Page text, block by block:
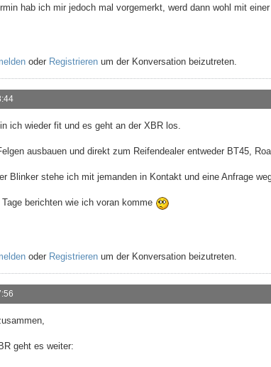
hab ich mir jedoch mal vorgemerkt, werd dann wohl mit einer
oder Registrieren um der Konversation beizutreten.
ich wieder fit und es geht an der XBR los.
ausbauen und direkt zum Reifendealer entweder BT45,
Blinker stehe ich mit jemanden in Kontakt und eine Anfrage
Tage berichten wie ich voran komme
oder Registrieren um der Konversation beizutreten.
geht es weiter: